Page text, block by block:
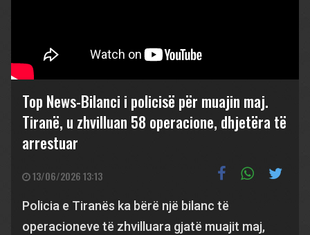
Top News-Bilanci i policisë për muajin maj.
Tiranë, u zhvilluan 58 operacione, dhjetëra të
arrestuar
13/06/2026 13:13
Policia e Tiranës ka bërë një bilanc të
operacioneve të zhvilluara gjatë muajit maj,